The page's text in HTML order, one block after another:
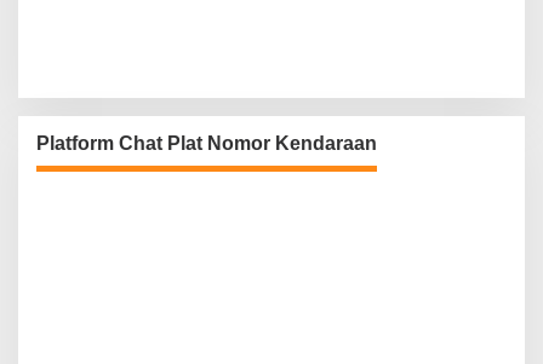
Platform Chat Plat Nomor Kendaraan